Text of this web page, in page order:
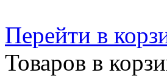
Перейти в
Товаров в